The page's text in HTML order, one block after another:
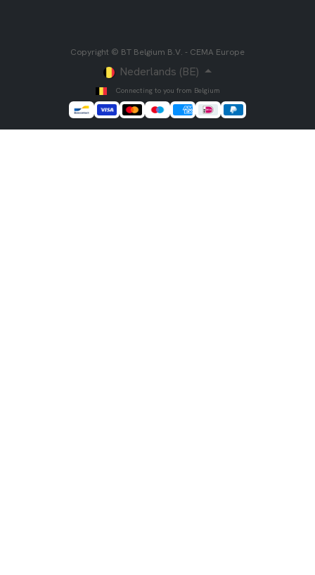
Copyright © BT Belgium B.V. - CEMA Europe
Nederlands (BE)
Connecting to you from Belgium